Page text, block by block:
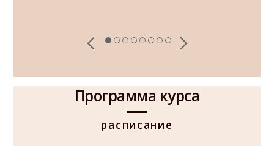
Программа курса
расписание